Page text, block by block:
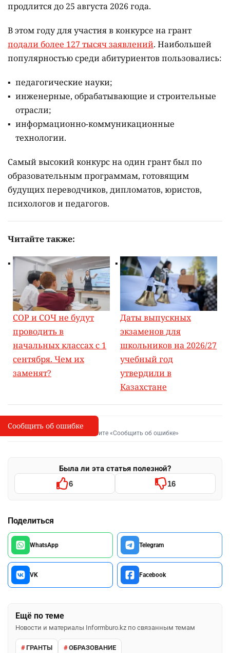
продлится до 25 августа 2026 года.
В этом году для участия в конкурсе на грант
подали более 127 тысяч заявлений. Наибольшей
популярностью среди абитуриентов пользовались:
педагогические науки;
инженерные, обрабатывающие и строительные
отрасли;
информационно-коммуникационные
технологии.
Самый высокий конкурс на один грант был по
образовательным программам, готовящим
будущих переводчиков, дипломатов, юристов,
психологов и педагогов.
Читайте также:
СОР и СОЧ не будут
проводить в
начальных классах с 1
сентября. Чем их
заменят?
Даты выпускных
экзаменов для
школьников на 2026/27
учебный год
утвердили в
Казахстане
I
Сообщить об опечатке
Выделите фрагмент и нажмите «Сообщить об ошибке»
Была ли эта статья полезной?
6 16
Поделиться
WhatsApp Telegram
VK Facebook
Ещё по теме
Новости и материалы Informburo.kz по связанным темам
ГРАНТЫ ОБРАЗОВАНИЕ
Сообщить об ошибке